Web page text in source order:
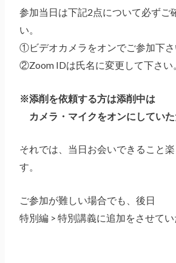
参加当日は下記2点について必ずご
い。
①ビデオカメラをオンでご参加下さ
②Zoom IDは氏名に変更して下さい
※添削を依頼する方は添削中は
カメラ・マイクをオンにしていた
それでは、当日お会いできること
す。
ご参加が難しい場合でも、後日
特別編 > 特別講義に追加をさせて